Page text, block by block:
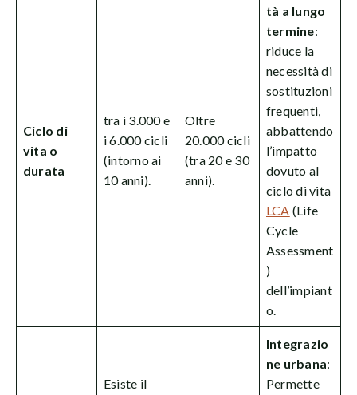
Ciclo di
vita o
durata
tra i 3.000 e
i 6.000 cicli
(intorno ai
10 anni).
Oltre
20.000 cicli
(tra 20 e 30
anni).
tà a lungo
termine:
riduce la
necessità di
sostituzioni
frequenti,
abbattendo
l’impatto
dovuto al
ciclo di vita
LCA (Life
Cycle
Assessment
)
dell’impiant
o.
Esiste il
Integrazio
ne urbana:
Permette